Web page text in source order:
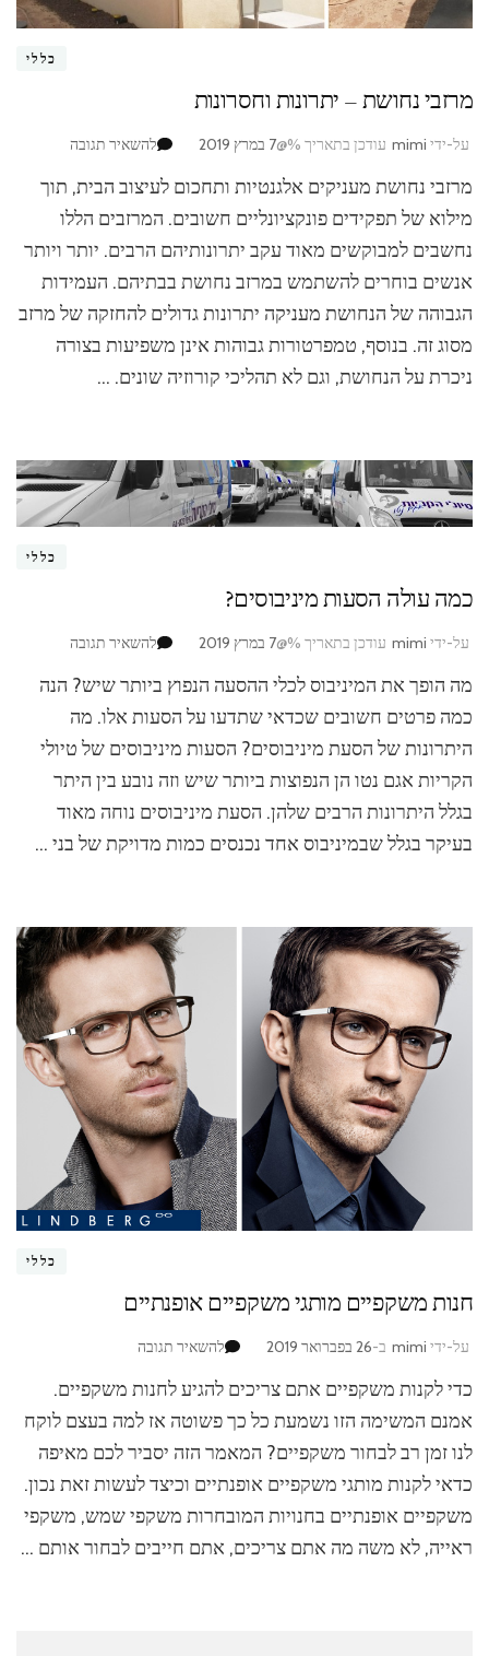
כללי
מרזבי נחושת – יתרונות וחסרונות
על-ידי mimi עודכן בתאריך %@7 במרץ 2019 להשאיר תגובהבנושא
נחושת
–
וחסרונות
מרזבי נחושת מעניקים אלגנטיות ותחכום לעיצוב הבית, תוך
מילוא של תפקידים פונקציונליים חשובים. המרזבים הללו
נחשבים למבוקשים מאוד עקב יתרונותיהם הרבים. יותר ויותר
אנשים בוחרים להשתמש במרזב נחושת בבתיהם. העמידות
הגבוהה של הנחושת מעניקה יתרונות גדולים להחזקה של מרזב
מסוג זה. בנוסף, טמפרטורות גבוהות אינן משפיעות בצורה
ניכרת על הנחושת, וגם לא תהליכי קורוזיה שונים. …
כללי
כמה עולה הסעות מיניבוסים?
על-ידי mimi עודכן בתאריך %@7 במרץ 2019 להשאיר תגובהבנושא
עולה
מה הופך את המיניבוס לכלי ההסעה הנפוץ ביותר שיש? הנה
כמה פרטים חשובים שכדאי שתדעו על הסעות אלו. מה
היתרונות של הסעת מיניבוסים? הסעות מיניבוסים של טיולי
הקריות אגם נטו הן הנפוצות ביותר שיש וזה נובע בין היתר
בגלל היתרונות הרבים שלהן. הסעת מיניבוסים נוחה מאוד
בעיקר בגלל שבמיניבוס אחד נכנסים כמות מדויקת של בני …
כללי
חנות משקפיים מותגי משקפיים אופנתיים
על-ידי mimi ב-26 בפברואר 2019 להשאיר תגובהבנושא
משקפיים
מותגי
אופנתיים
כדי לקנות משקפיים אתם צריכים להגיע לחנות משקפיים.
אמנם המשימה הזו נשמעת כל כך פשוטה אז למה בעצם לוקח
לנו זמן רב לבחור משקפיים? המאמר הזה יסביר לכם מאיפה
כדאי לקנות מותגי משקפיים אופנתיים וכיצד לעשות זאת נכון.
משקפיים אופנתיים בחנויות המובחרות משקפי שמש, משקפי
ראייה, לא משה מה אתם צריכים, אתם חייבים לבחור אותם …